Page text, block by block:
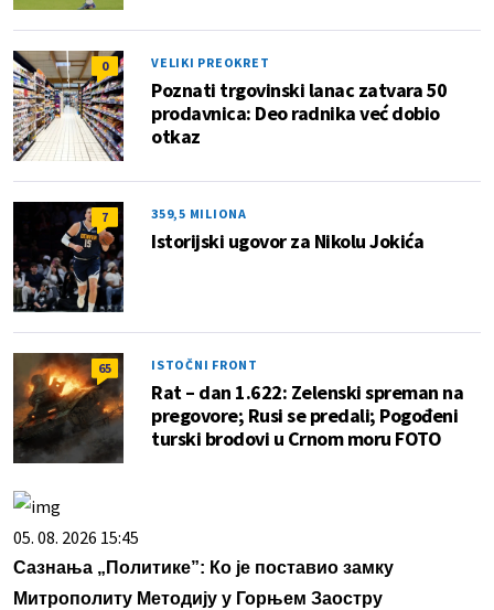
0 VELIKI PREOKRET
Poznati trgovinski lanac zatvara 50
prodavnica: Deo radnika već dobio
otkaz
7 359,5 MILIONA
Istorijski ugovor za Nikolu Jokića
65 ISTOČNI FRONT
Rat – dan 1.622: Zelenski spreman na
pregovore; Rusi se predali; Pogođeni
turski brodovi u Crnom moru FOTO
05. 08. 2026 15:45
Сазнања „Политике”: Ко је поставио замку
Митрополиту Методију у Горњем Заостру